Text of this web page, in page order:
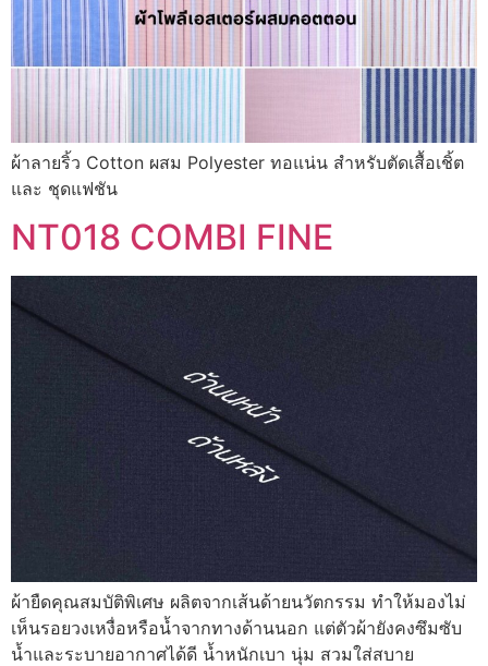
ผ้าลายริ้ว Cotton ผสม Polyester ทอแน่น สำหรับตัดเสื้อเชิ้ต
และ ชุดแฟชัน
NT018 COMBI FINE
ผ้ายืดคุณสมบัติพิเศษ ผลิตจากเส้นด้ายนวัตกรรม ทำให้มองไม่
เห็นรอยวงเหงื่อหรือน้ำจากทางด้านนอก แต่ตัวผ้ายังคงซึมซับ
น้ำและระบายอากาศได้ดี น้ำหนักเบา นุ่ม สวมใส่สบาย